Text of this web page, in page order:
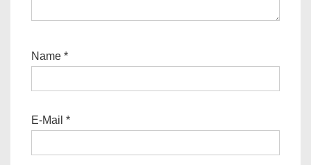
Name *
E-Mail *